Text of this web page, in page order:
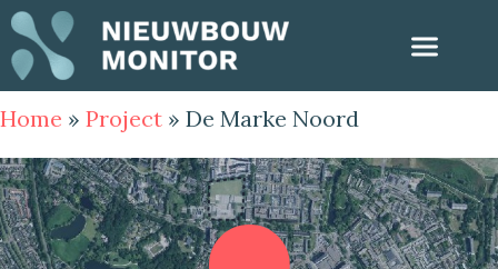
Home » Project » De Marke Noord